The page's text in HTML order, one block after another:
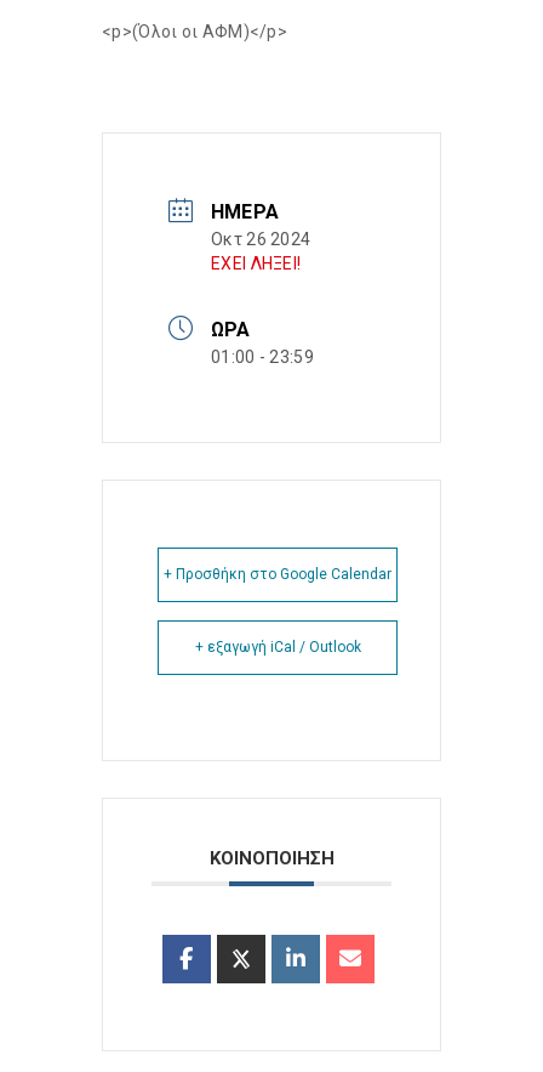
<p>(Όλοι οι ΑΦΜ)</p>
ΗΜΈΡΑ
Οκτ 26 2024
ΕΧΕΙ ΛΗΞΕΙ!
ΏΡΑ
01:00 - 23:59
+ Προσθήκη στο Google Calendar
+ εξαγωγή iCal / Outlook
ΚΟΙΝΟΠΟΙΗΣΗ